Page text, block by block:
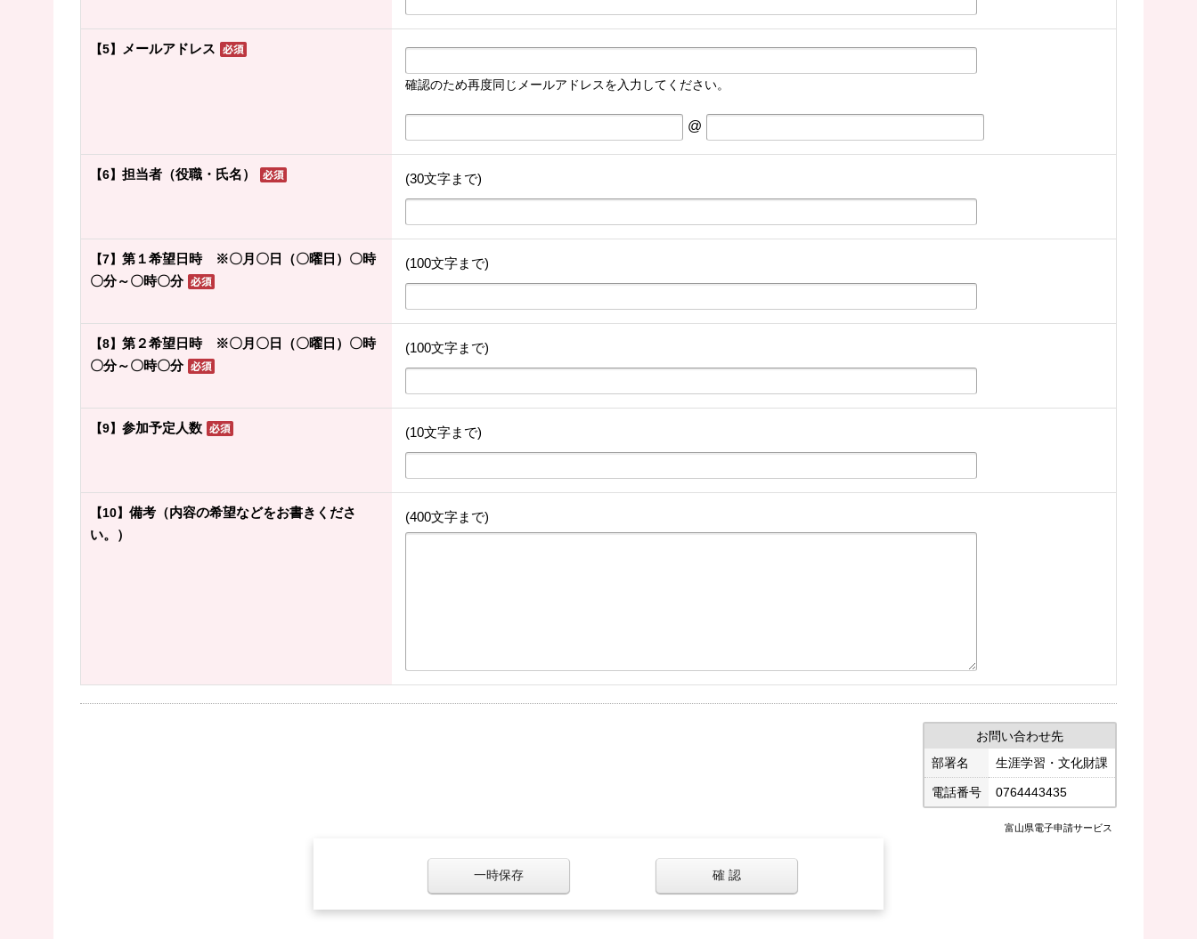
【5】 メールアドレス
確認のため再度同じメールアドレスを入力してください。
@
【6】 担当者（役職・氏名） (30文字まで)
【7】 第１希望日時 ※〇月〇日（〇曜日）〇時
〇分～〇時〇分
(100文字まで)
【8】 第２希望日時 ※〇月〇日（〇曜日）〇時
〇分～〇時〇分
(100文字まで)
【9】 参加予定人数 (10文字まで)
【10】 備考（内容の希望などをお書きくださ
い。）
(400文字まで)
一時保存 確 認
お問い合わせ先
部署名
生涯学習・文化財課
電話番号 0764443435
富山県電子申請サービス